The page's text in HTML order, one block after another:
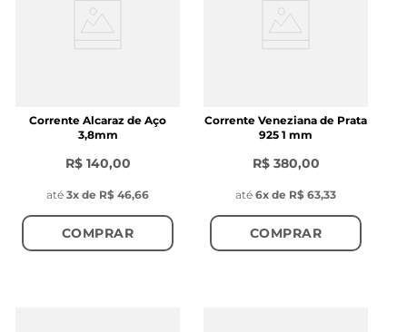
Corrente Alcaraz de Aço
3,8mm
R$ 140,00
até 3x de R$ 46,66
COMPRAR
Corrente Veneziana de Prata
925 1 mm
R$ 380,00
até 6x de R$ 63,33
COMPRAR